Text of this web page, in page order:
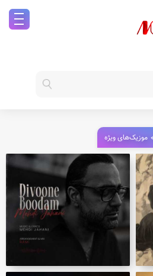
موزیک‌های ویژه